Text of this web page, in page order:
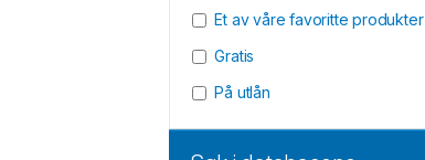
Et av våre favoritte produkter
Gratis
På utlån